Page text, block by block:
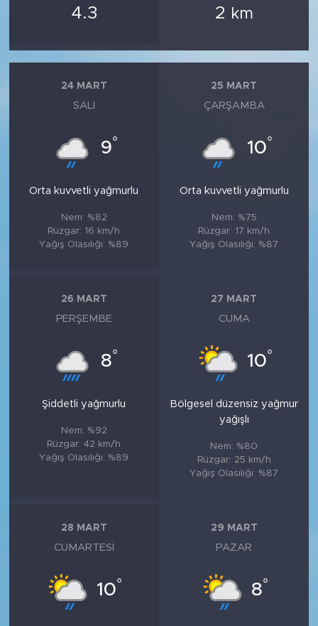
4.3 2 km
24 MART
SALI
9°
Orta kuvvetli yağmurlu
Nem: %82
Rüzgar: 16 km/h
Yağış Olasılığı: %89
25 MART
ÇARŞAMBA
10°
Orta kuvvetli yağmurlu
Nem: %75
Rüzgar: 17 km/h
Yağış Olasılığı: %87
26 MART
PERŞEMBE
8°
Şiddetli yağmurlu
Nem: %92
Rüzgar: 42 km/h
Yağış Olasılığı: %89
27 MART
CUMA
10°
Bölgesel düzensiz yağmur
yağışlı
Nem: %80
Rüzgar: 25 km/h
Yağış Olasılığı: %87
28 MART
CUMARTESI
10°
29 MART
PAZAR
8°